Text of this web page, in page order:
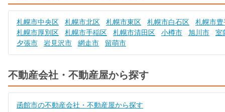
札幌市中央区 札幌市北区 札幌市東区 札幌市白石区
札幌市豊
札幌市厚別区
札幌市手稲区 札幌市清田区 小樽市 旭川市
室
夕張市
岩見沢市 網走市 留萌市
不動産会社・不動産屋から探す
函館市の不動産会社・不動産屋から探す